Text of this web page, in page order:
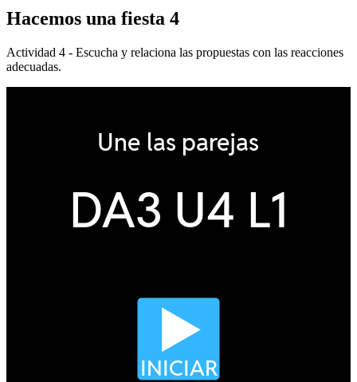
Hacemos una fiesta 4
Actividad 4 - Escucha y relaciona las propuestas con las reacciones
adecuadas.